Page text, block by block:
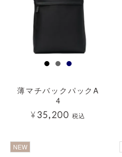
薄マチバックパックA
4
¥35,200 税込
NEW